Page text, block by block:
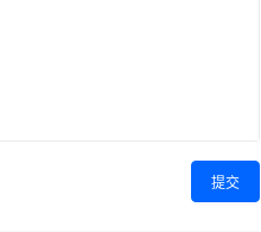
提交